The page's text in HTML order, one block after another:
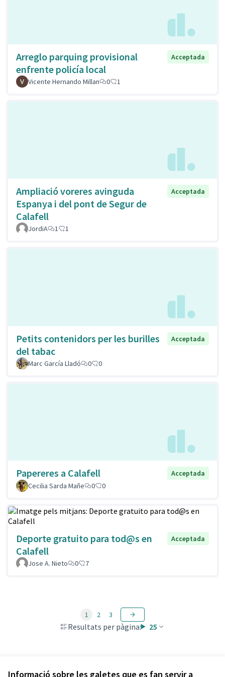
Informació sobre les galetes que es fan servir a
Arreglo parquing provisional
enfrente policía local
Acceptada
Vicente Hernando Millan 0 1
Ampliació voreres avinguda
Espanya i del pont de Segur de
Calafell
Acceptada
JordiA 1 1
Petits contenidors per les burilles
del tabac
Acceptada
Marc García Lladó 0 0
Papereres a Calafell
Acceptada
Cecilia Sarda Mañe
0 0
Deporte gratuito para tod@s en
Calafell
Acceptada
Jose A. Nieto 0 7
Resultats per pàgina: 25
1 2 3
Veure totes les propostes retirades